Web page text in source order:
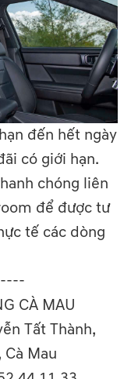
đến hết ngày
có giới hạn.
chóng liên
để được tư
tế các dòng
CÀ MAU
Tất Thành,
Cà Mau